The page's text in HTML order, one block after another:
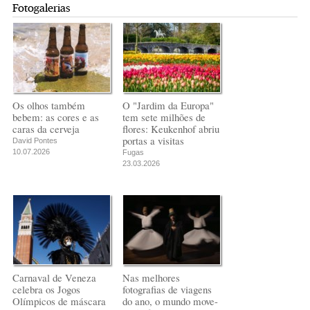
Fotogalerias
Os olhos também
bebem: as cores e as
caras da cerveja
David Pontes
10.07.2026
O "Jardim da Europa"
tem sete milhões de
flores: Keukenhof abriu
portas a visitas
Fugas
23.03.2026
Carnaval de Veneza
celebra os Jogos
Olímpicos de máscara
Nas melhores
fotografias de viagens
do ano, o mundo move-